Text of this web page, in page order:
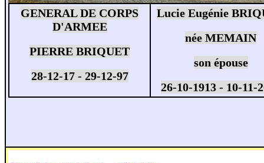
GENERAL DE CORPS
D'ARMEE
PIERRE BRIQUET
28-12-17 - 29-12-97
Lucie Eugénie
née MEMAIN
son épouse
26-10-1913 - 10-11-